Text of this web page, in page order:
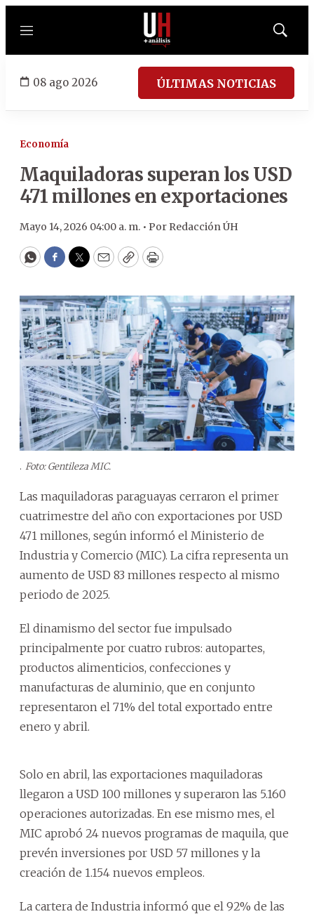
Menú
Mostrar
08 ago 2026 ÚLTIMAS NOTICIAS
Economía
Maquiladoras superan los USD
471 millones en exportaciones
Mayo 14, 2026 04:00 a. m. • Por Redacción ÚH
WhatsApp
Facebook
Twitter
EmailCopyPrint
. Foto: Gentileza MIC.
Las maquiladoras paraguayas cerraron el primer
cuatrimestre del año con exportaciones por USD
471 millones, según informó el Ministerio de
Industria y Comercio (MIC). La cifra representa un
aumento de USD 83 millones respecto al mismo
periodo de 2025.
El dinamismo del sector fue impulsado
principalmente por cuatro rubros: autopartes,
productos alimenticios, confecciones y
manufacturas de aluminio, que en conjunto
representaron el 71% del total exportado entre
enero y abril.
Solo en abril, las exportaciones maquiladoras
llegaron a USD 100 millones y superaron las 5.160
operaciones autorizadas. En ese mismo mes, el
MIC aprobó 24 nuevos programas de maquila, que
prevén inversiones por USD 57 millones y la
creación de 1.154 nuevos empleos.
La cartera de Industria informó que el 92% de las